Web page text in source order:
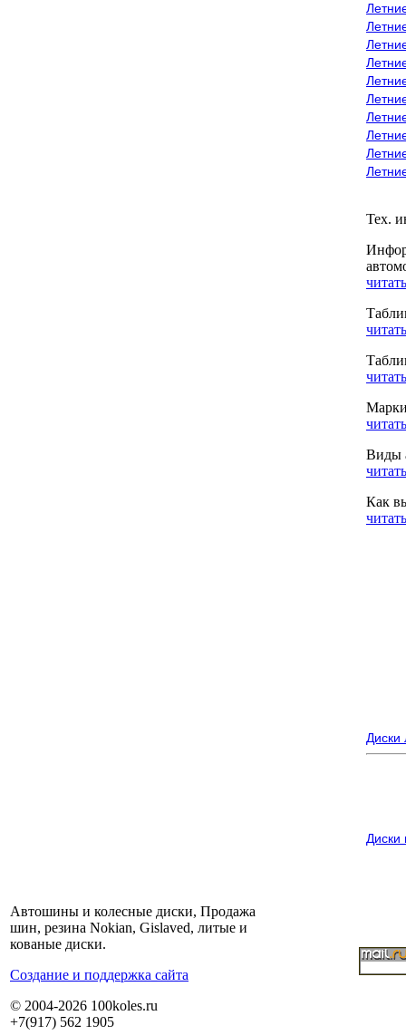
Тех.
Виды
Как
Диски
Автошины и колесные диски, Продажа
шин, резина Nokian, Gislaved, литые и
кованые диски.
Cоздание и поддержка сайта
© 2004-2026 100koles.ru
+7(917) 562 1905